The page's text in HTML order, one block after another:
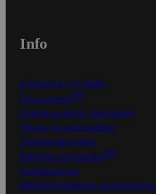
Info
S-Business yrityksille
Oiva-raportit
Osuuskauppojen yhteystiedot
Tilaus- ja toimitusehdot
Tietosuojakäytäntö
Palvelun käyttöehdot
Saavutettavuus
Mobiilisovelluksen saavutettavuus